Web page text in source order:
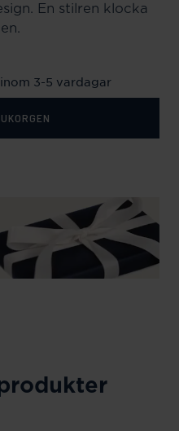
En stilren klocka
3-5 vardagar